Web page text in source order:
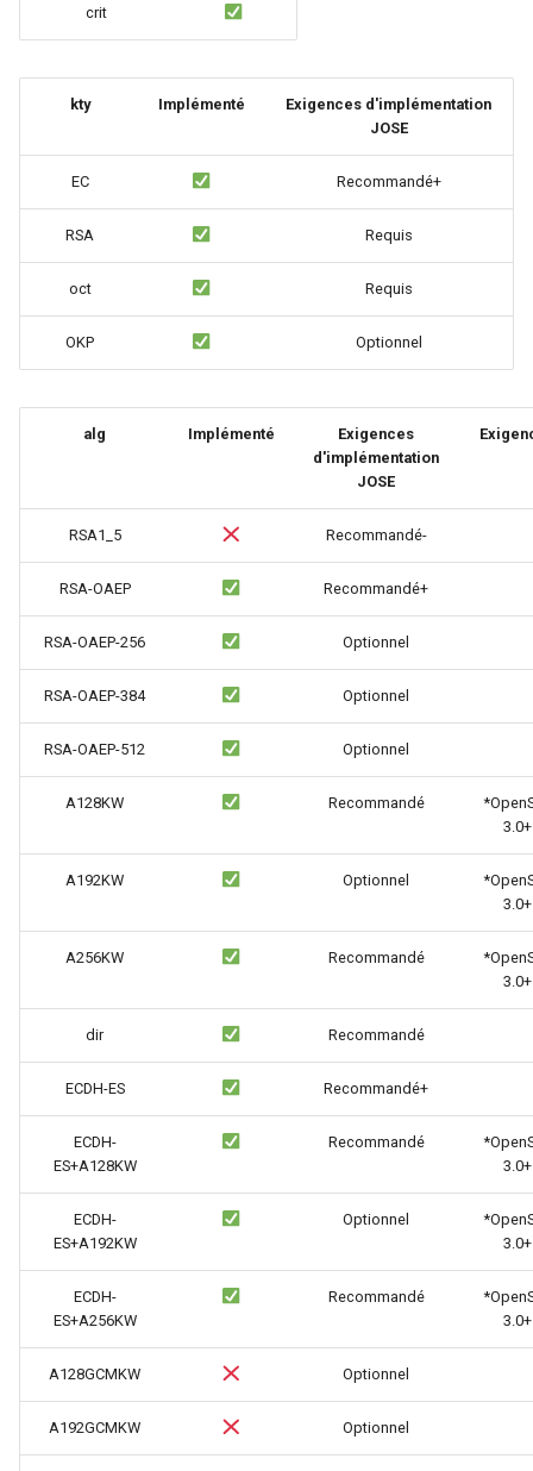
secure-token
selective-cache-purge
server-redirect
sorted-args
spnego-http-auth
srcache
stream-lua
stream-upsync
sts
substitutions
sysguard
teslagov-jwt
testcookie
crit
kty Implémenté
Exigences d'implémentation
JOSE
EC Recommandé+
RSA Requis
oct Requis
OKP Optionnel
alg Implémenté
Exigences
d'implémentation
JOSE
RSA1_5 Recommandé-
RSA-OAEP Recommandé+
RSA-OAEP-256 Optionnel
RSA-OAEP-384 Optionnel
RSA-OAEP-512 Optionnel
A128KW Recommandé
3.0+
A192KW Optionnel
3.0+
A256KW Recommandé
3.0+
dir Recommandé
ECDH-ES Recommandé+
ECDH-
ES+A128KW
Recommandé
3.0+
ECDH-
ES+A192KW
Optionnel
3.0+
ECDH-
ES+A256KW
Recommandé
3.0+
A128GCMKW Optionnel
A192GCMKW Optionnel